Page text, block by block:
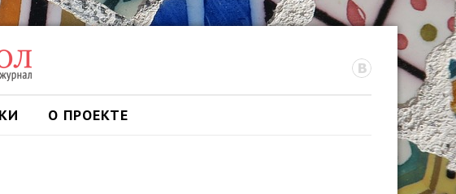
О ПРОЕКТЕ